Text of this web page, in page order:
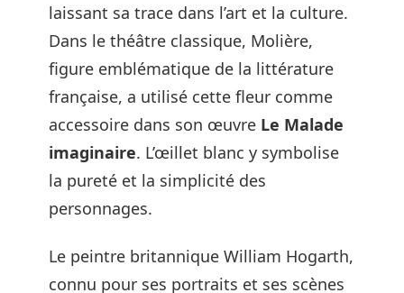
laissant sa trace dans l’art et la culture.
Dans le théâtre classique, Molière,
figure emblématique de la littérature
française, a utilisé cette fleur comme
accessoire dans son œuvre Le Malade
imaginaire. L’œillet blanc y symbolise
la pureté et la simplicité des
personnages.
Le peintre britannique William Hogarth,
connu pour ses portraits et ses scènes